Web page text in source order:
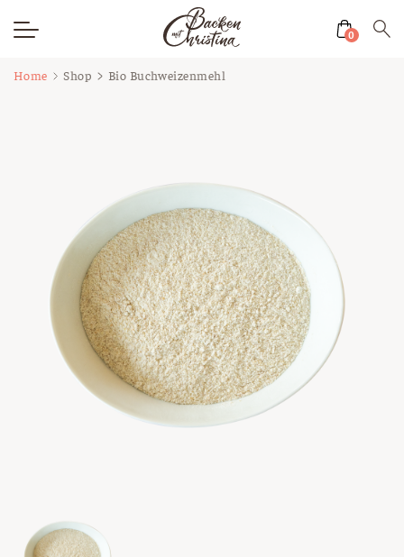
0
Home Shop Bio Buchweizenmehl